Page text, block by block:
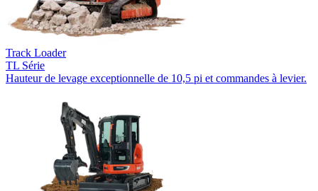
Track Loader
TL Série
Hauteur de levage exceptionnelle de 10,5 pi et commandes à levier.